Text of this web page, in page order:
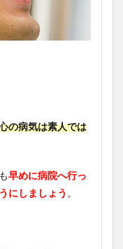
の病気は素人では
早めに病院へ行っ
にしましょう 。